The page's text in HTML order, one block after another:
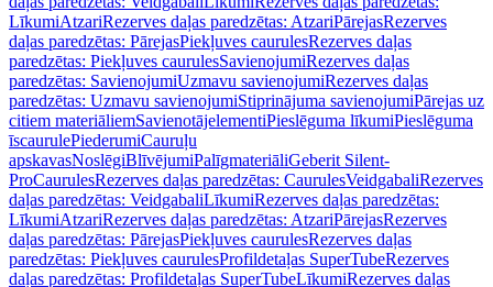
LīkumiAtzariRezerves daļas paredzētas: AtzariPārejasRezerves
daļas paredzētas: PārejasPiekļuves caurulesRezerves daļas
paredzētas: Piekļuves caurulesSavienojumiRezerves daļas
paredzētas: SavienojumiUzmavu savienojumiRezerves daļas
paredzētas: Uzmavu savienojumiStiprinājuma savienojumiPārejas uz
citiem materiāliemSavienotājelementiPieslēguma līkumiPieslēguma
īscaurulePiederumiCauruļu
apskavasNoslēgiBlīvējumiPalīgmateriāliGeberit Silent-
ProCaurulesRezerves daļas paredzētas: CaurulesVeidgabaliRezerves
daļas paredzētas: VeidgabaliLīkumiRezerves daļas paredzētas:
LīkumiAtzariRezerves daļas paredzētas: AtzariPārejasRezerves
daļas paredzētas: PārejasPiekļuves caurulesRezerves daļas
paredzētas: Piekļuves caurulesProfildetaļas SuperTubeRezerves
daļas paredzētas: Profildetaļas SuperTubeLīkumiRezerves daļas